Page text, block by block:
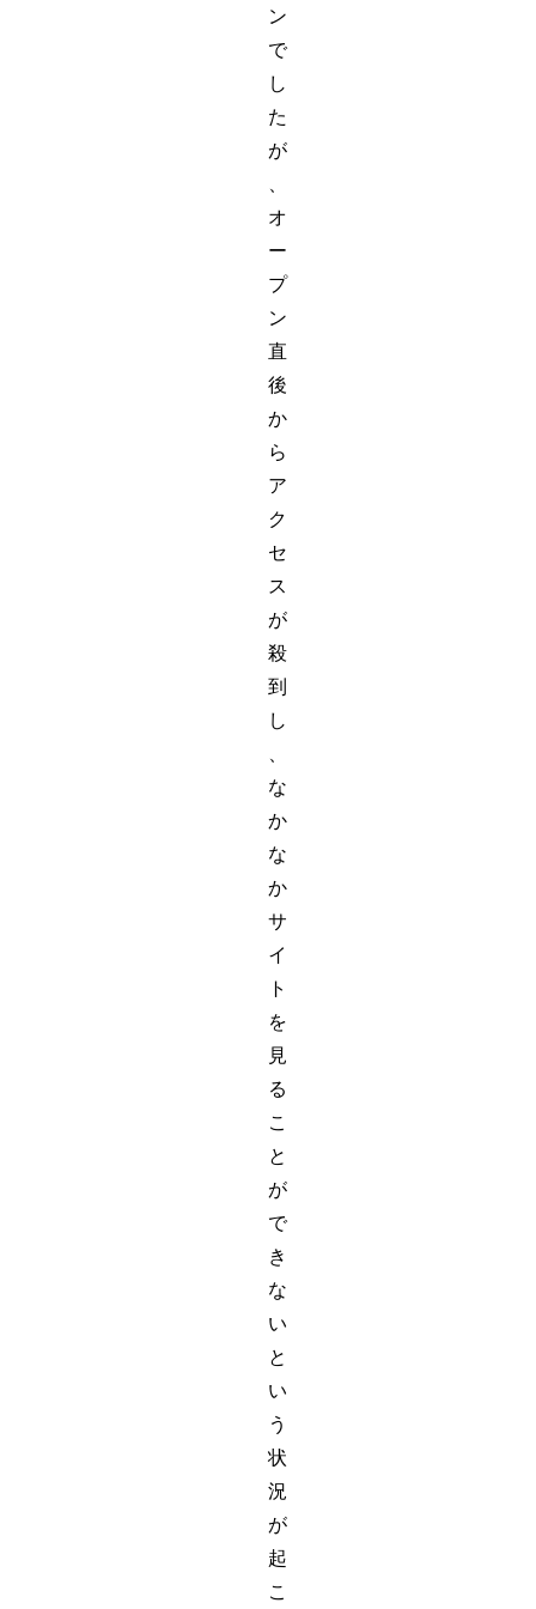
ン
で
し
た
が
オ
ー
プ
ン
直
後
か
ら
ア
ク
セ
ス
が
殺
到
し
な
か
な
か
サ
イ
ト
を
見
る
こ
と
が
で
き
な
い
と
い
う
状
況
が
起
こ